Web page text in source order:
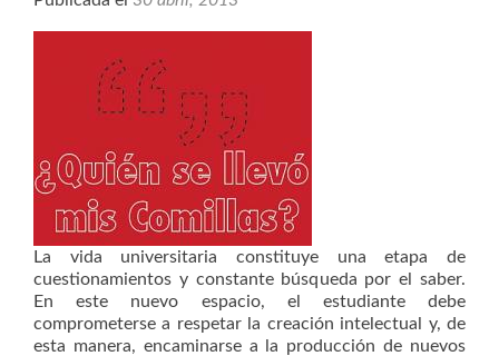
La vida universitaria constituye una etapa de
cuestionamientos y constante búsqueda por el saber.
En este nuevo espacio, el estudiante debe
comprometerse a respetar la creación intelectual y, de
esta manera, encaminarse a la producción de nuevos